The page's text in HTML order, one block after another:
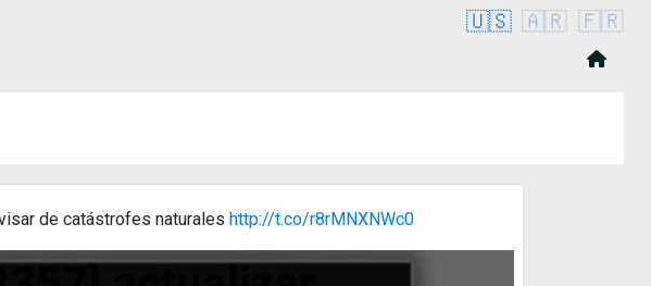
🇺🇸 🇦🇷 🇫🇷
de catástrofes naturales http://t.co/r8rMNXNWc0